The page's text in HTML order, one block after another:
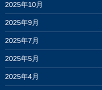
2025年10月
2025年9月
2025年7月
2025年5月
2025年4月